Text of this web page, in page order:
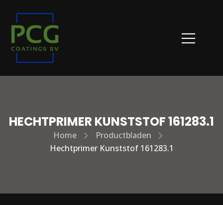
HECHTPRIMER KUNSTSTOF 161283.1
Home
Productbladen
Hechtprimer Kunststof 161283.1